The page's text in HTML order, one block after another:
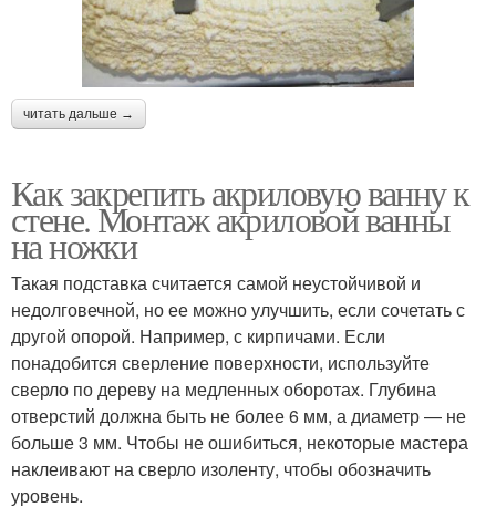
читать дальше →
Как закрепить акриловую ванну к
стене. Монтаж акриловой ванны
на ножки
Такая подставка считается самой неустойчивой и
недолговечной, но ее можно улучшить, если сочетать с
другой опорой. Например, с кирпичами. Если
понадобится сверление поверхности, используйте
сверло по дереву на медленных оборотах. Глубина
отверстий должна быть не более 6 мм, а диаметр — не
больше 3 мм. Чтобы не ошибиться, некоторые мастера
наклеивают на сверло изоленту, чтобы обозначить
уровень.